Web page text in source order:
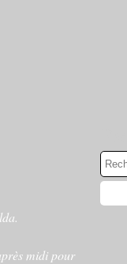
midi pour